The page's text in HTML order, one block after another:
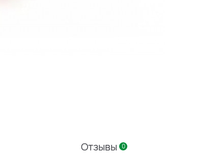
Отзывы 0